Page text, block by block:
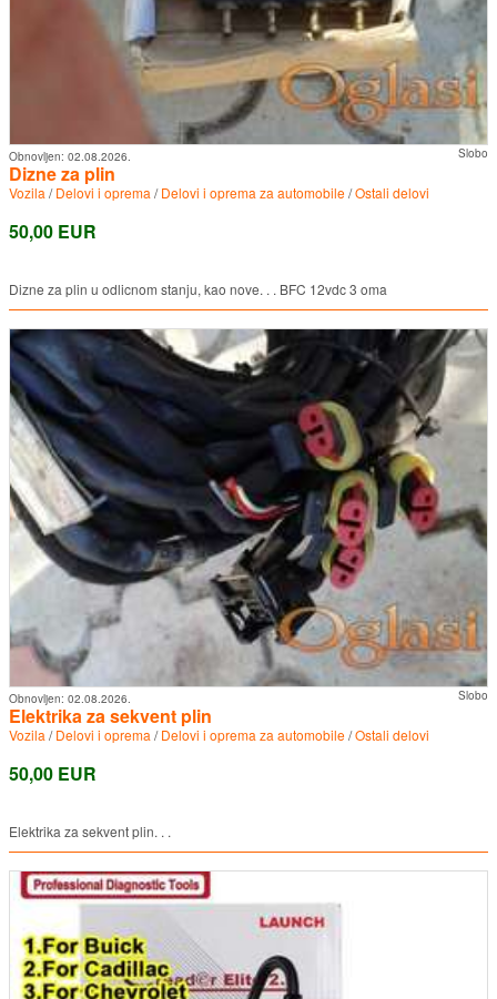
Slobo
Obnovljen: 02.08.2026.
Dizne za plin
Vozila /Delovi i oprema /Delovi i oprema za automobile/Ostali delovi
50,00 EUR
Dizne za plin u odlicnom stanju, kao nove. . . BFC 12vdc 3 oma
Slobo
Obnovljen: 02.08.2026.
Elektrika za sekvent plin
Vozila /Delovi i oprema /Delovi i oprema za automobile/Ostali delovi
50,00 EUR
Elektrika za sekvent plin. . .